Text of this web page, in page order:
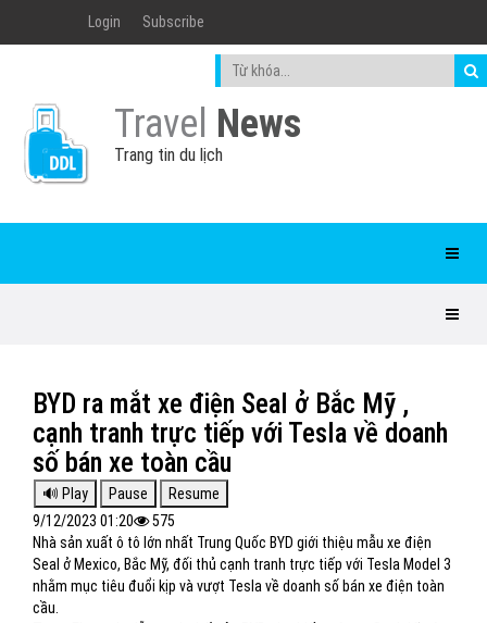
Login Subscribe
Travel News
Trang tin du lịch
BYD ra mắt xe điện Seal ở Bắc Mỹ ,
cạnh tranh trực tiếp với Tesla về doanh
số bán xe toàn cầu
9/12/2023 01:20
575
Nhà sản xuất ô tô lớn nhất Trung Quốc BYD giới thiệu mẫu xe điện
Seal ở Mexico, Bắc Mỹ, đối thủ cạnh tranh trực tiếp với Tesla Model 3
nhằm mục tiêu đuổi kịp và vượt Tesla về doanh số bán xe điện toàn
cầu.